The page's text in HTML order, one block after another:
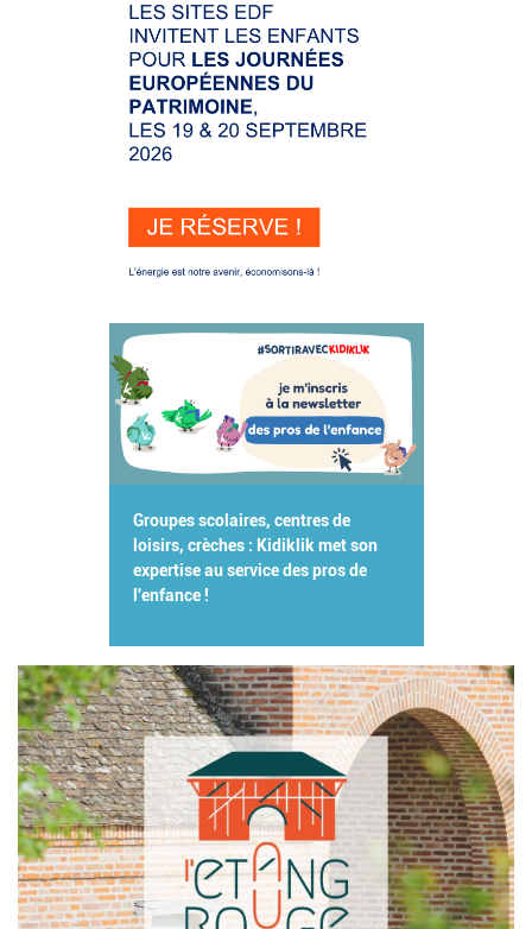
Groupes scolaires, centres de
loisirs, crèches : Kidiklik met son
expertise au service des pros de
l'enfance !